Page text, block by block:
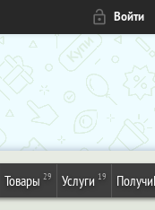
Войти
Товары 29 Услуги 19